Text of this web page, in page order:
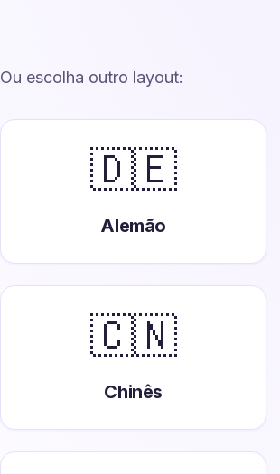
Ou escolha outro layout:
🇩🇪
Alemão
🇨🇳
Chinês